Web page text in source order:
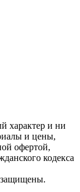
характер и ни
и цены,
офертой,
кодекса
защищены.